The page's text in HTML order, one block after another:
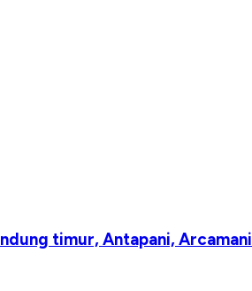
timur, Antapani, Arcamani